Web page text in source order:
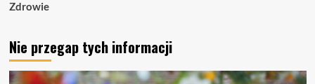
Zdrowie
Nie przegap tych informacji